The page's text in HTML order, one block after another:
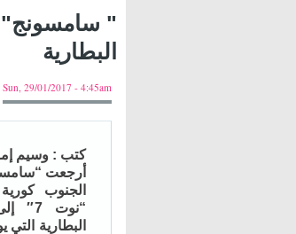
البطارية
Sun, 29/01/2017 - 4:45am
كتب : وسيم
أرجعت
الجنوب
“نوت
البطارية